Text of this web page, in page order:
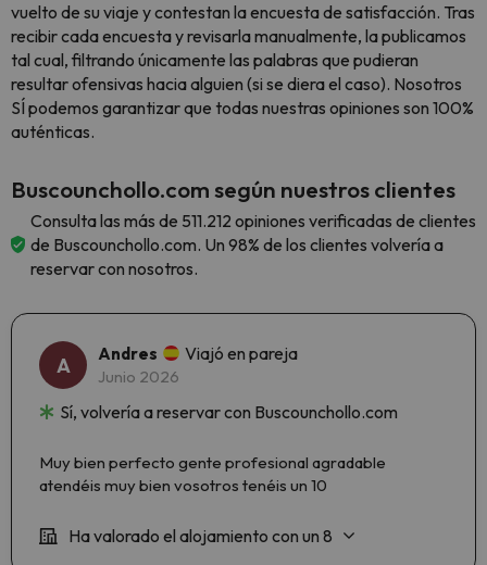
vuelto de su viaje y contestan la encuesta de satisfacción. Tras
recibir cada encuesta y revisarla manualmente, la publicamos
tal cual, filtrando únicamente las palabras que pudieran
resultar ofensivas hacia alguien (si se diera el caso). Nosotros
SÍ podemos garantizar que todas nuestras opiniones son 100%
auténticas.
Buscounchollo.com según nuestros clientes
Consulta las más de 511.212 opiniones verificadas de clientes
de Buscounchollo.com. Un 98% de los clientes volvería a
reservar con nosotros.